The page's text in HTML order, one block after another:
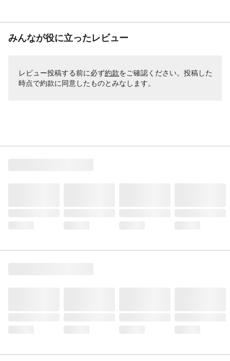
みんなが役に立ったレビュー
レビュー投稿する前に必ず約款をご確認ください。投稿した
時点で約款に同意したものとみなします。